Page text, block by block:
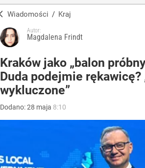
Wiadomości / Kraj
Autor:
Magdalena Frindt
Kraków jako „balon
Duda podejmie
wykluczone”
Dodano:28 maja 8:10